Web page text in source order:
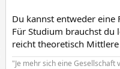
Du kannst entweder
Für Studium brauchst du
reicht theoretisch
"Je mehr sich eine